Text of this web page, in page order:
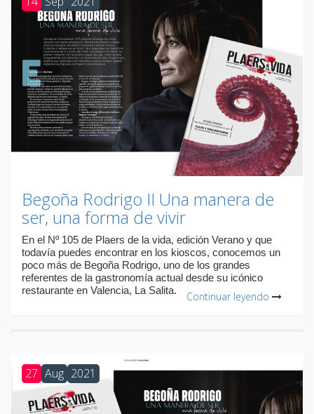
Begoña Rodrigo II Una manera de
ser, una forma de vivir
En el Nº 105 de Plaers de la vida, edición Verano y que
todavía puedes encontrar en los kioscos, conocemos un
poco más de Begoña Rodrigo, uno de los grandes
referentes de la gastronomía actual desde su icónico
restaurante en Valencia, La Salita.
Continuar leyendo
27 Aug 2021